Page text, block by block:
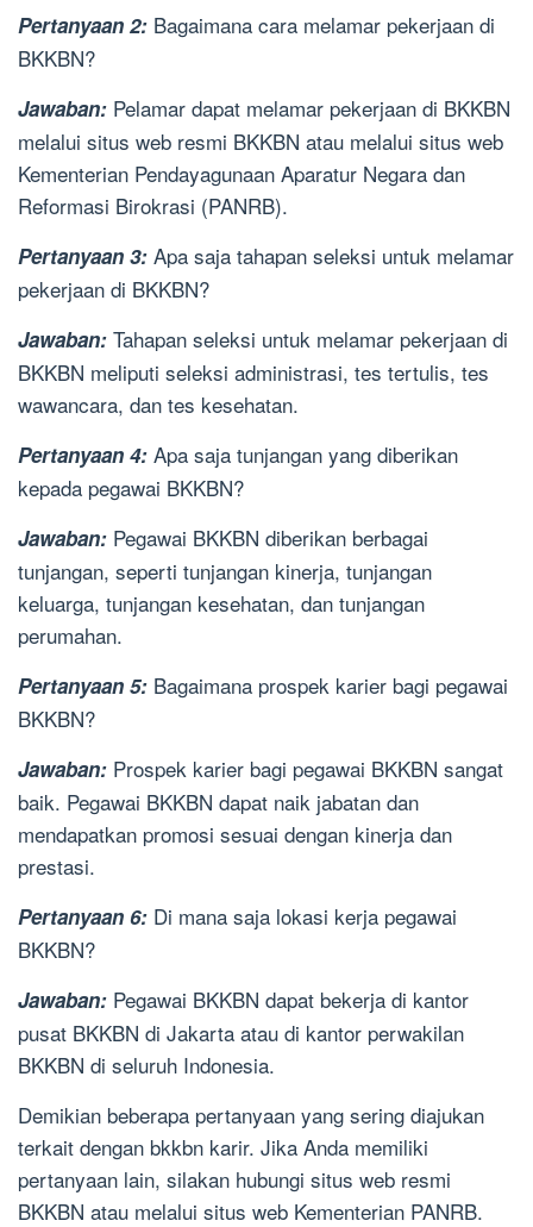
Pertanyaan 2: Bagaimana cara melamar pekerjaan di
BKKBN?
Jawaban: Pelamar dapat melamar pekerjaan di BKKBN
melalui situs web resmi BKKBN atau melalui situs web
Kementerian Pendayagunaan Aparatur Negara dan
Reformasi Birokrasi (PANRB).
Pertanyaan 3: Apa saja tahapan seleksi untuk melamar
pekerjaan di BKKBN?
Jawaban: Tahapan seleksi untuk melamar pekerjaan di
BKKBN meliputi seleksi administrasi, tes tertulis, tes
wawancara, dan tes kesehatan.
Pertanyaan 4: Apa saja tunjangan yang diberikan
kepada pegawai BKKBN?
Jawaban: Pegawai BKKBN diberikan berbagai
tunjangan, seperti tunjangan kinerja, tunjangan
keluarga, tunjangan kesehatan, dan tunjangan
perumahan.
Pertanyaan 5: Bagaimana prospek karier bagi pegawai
BKKBN?
Jawaban: Prospek karier bagi pegawai BKKBN sangat
baik. Pegawai BKKBN dapat naik jabatan dan
mendapatkan promosi sesuai dengan kinerja dan
prestasi.
Pertanyaan 6: Di mana saja lokasi kerja pegawai
BKKBN?
Jawaban: Pegawai BKKBN dapat bekerja di kantor
pusat BKKBN di Jakarta atau di kantor perwakilan
BKKBN di seluruh Indonesia.
Demikian beberapa pertanyaan yang sering diajukan
terkait dengan bkkbn karir. Jika Anda memiliki
pertanyaan lain, silakan hubungi situs web resmi
BKKBN atau melalui situs web Kementerian PANRB.